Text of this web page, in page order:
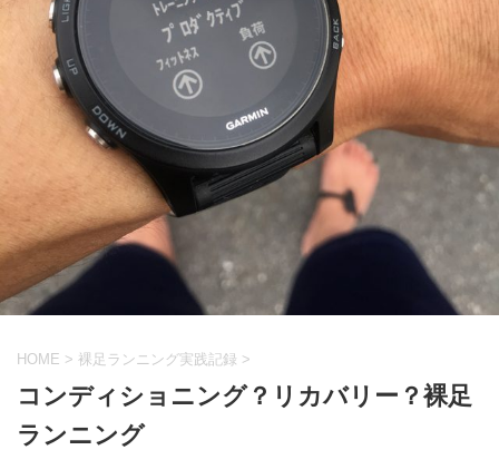
HOME > 裸足ランニング実践記録 >
コンディショニング？リカバリー？裸足
ランニング